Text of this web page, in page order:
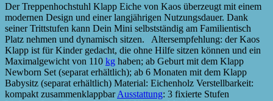
Der Treppenhochstuhl Klapp Eiche von Kaos überzeugt mit einem
modernen Design und einer langjährigen Nutzungsdauer. Dank
seiner Trittstufen kann Dein Mini selbstständig am Familientisch
Platz nehmen und dynamisch sitzen. Altersempfehlung: der Kaos
Klapp ist für Kinder gedacht, die ohne Hilfe sitzen können und ein
Maximalgewicht von 110 kg haben; ab Geburt mit dem Klapp
Newborn Set (separat erhältlich); ab 6 Monaten mit dem Klapp
Babysitz (separat erhältlich) Material: Eichenholz Verstellbarkeit:
kompakt zusammenklappbarAusstattung: 3 fixierte Stufen